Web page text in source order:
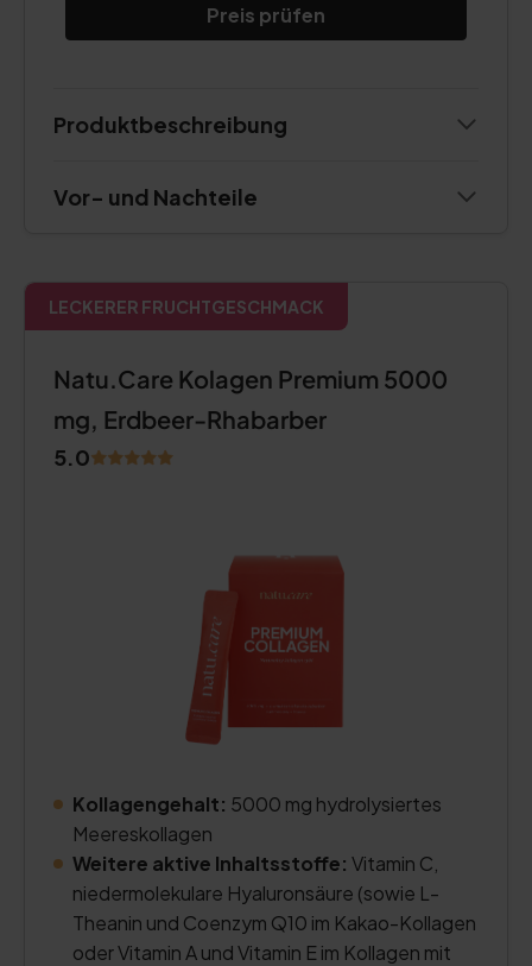
Preis prüfen
Produktbeschreibung
Vor- und Nachteile
LECKERER FRUCHTGESCHMACK
Natu.Care Kolagen Premium 5000
mg, Erdbeer-Rhabarber
5.0
Kollagengehalt: 5000 mg hydrolysiertes
Meereskollagen
Weitere aktive Inhaltsstoffe: Vitamin C,
niedermolekulare Hyaluronsäure (sowie L-
Theanin und Coenzym Q10 im Kakao-Kollagen
oder Vitamin A und Vitamin E im Kollagen mit